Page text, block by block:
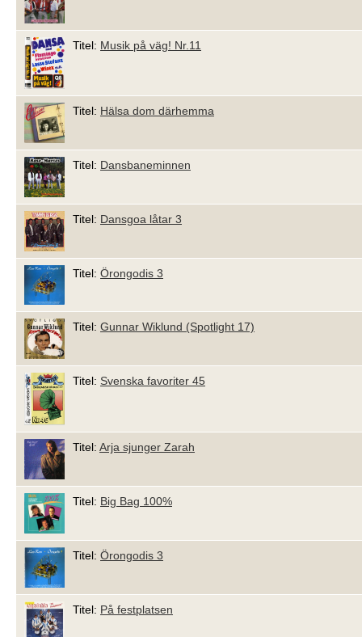
Titel: Musik på väg! Nr.11
Titel: Hälsa dom därhemma
Titel: Dansbaneminnen
Titel: Dansgoa låtar 3
Titel: Örongodis 3
Titel: Gunnar Wiklund (Spotlight 17)
Titel: Svenska favoriter 45
Titel: Arja sjunger Zarah
Titel: Big Bag 100%
Titel: Örongodis 3
Titel: På festplatsen